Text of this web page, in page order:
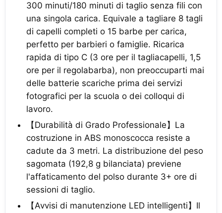
300 minuti/180 minuti di taglio senza fili con
una singola carica. Equivale a tagliare 8 tagli
di capelli completi o 15 barbe per carica,
perfetto per barbieri o famiglie. Ricarica
rapida di tipo C (3 ore per il tagliacapelli, 1,5
ore per il regolabarba), non preoccuparti mai
delle batterie scariche prima dei servizi
fotografici per la scuola o dei colloqui di
lavoro.
【Durabilità di Grado Professionale】La
costruzione in ABS monoscocca resiste a
cadute da 3 metri. La distribuzione del peso
sagomata (192,8 g bilanciata) previene
l'affaticamento del polso durante 3+ ore di
sessioni di taglio.
【Avvisi di manutenzione LED intelligenti】Il